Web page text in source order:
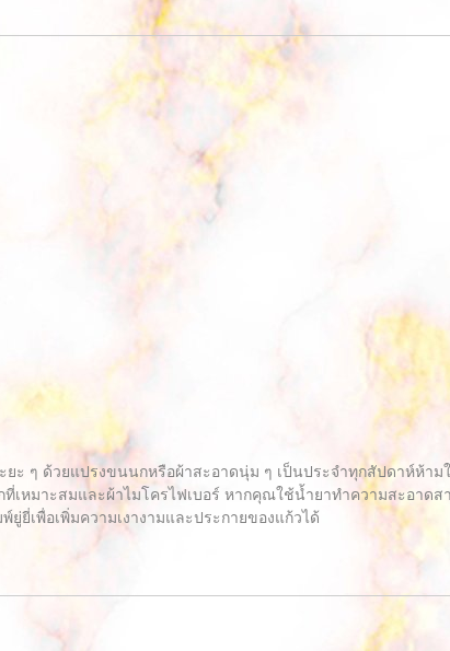
ะ ๆ ด้วยแปรงขนนกหรือผ้าสะอาดนุ่ม ๆ เป็นประจำทุกสัปดาห์ห้า
เหมาะสมและผ้าไมโครไฟเบอร์ หากคุณใช้น้ำยาทำความสะอาด
เพื่อเพิ่มความเงางามและประกายของแก้วได้